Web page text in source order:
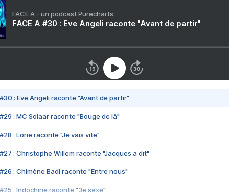
FACE A - un podcast Purecharts
FACE A #30 : Eve Angeli raconte "Avant de partir"
#30 : Eve Angeli raconte "Avant de partir"
#29 : MC Solaar raconte "Bouge de là"
#28 : Lorie raconte "Je vais vite"
#27 : Christophe Willem raconte "Jacques a dit"
#26 : Chimène Badi raconte "Entre nous"
#25 : Indochine raconte "3e sexe"